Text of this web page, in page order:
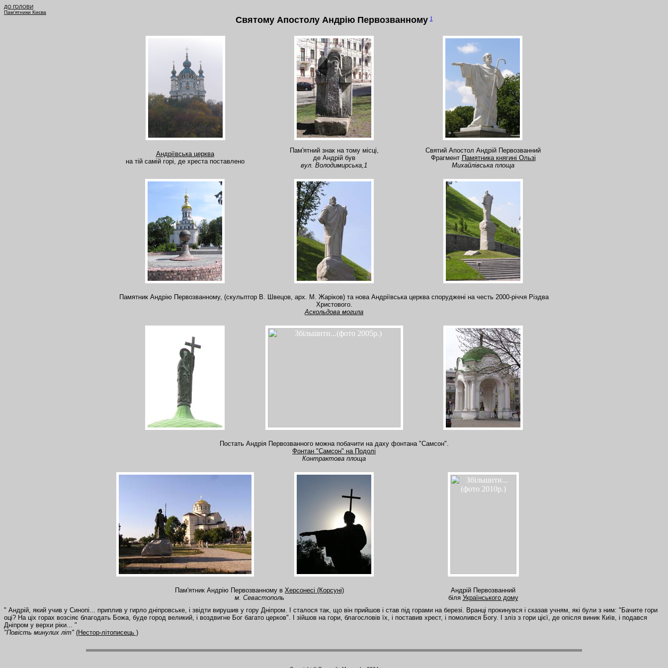
ДО ГОЛОВИ
Пам'ятники Києва
Святому Апостолу Андрію Первозванному 1
Андріївська церква
на тій самій горі, де хреста поставлено
Пам'ятний знак на тому місці,
де Андрій був
вул. Володимирська,1
Святий Апостол Андрій Первозванний
Фрагмент Памятника княгині Ользі
Михайлівська площа
Памятник Андрію Первозванному, (скульптор В. Швецов, арх. М. Жаріков) та нова Андріївська церква споруджені на честь 2000-річчя Різдва
Христового.
Аскольдова могила
Постать Андрія Первозванного можна побачити на даху фонтана "Самсон".
Фонтан "Самсон" на Подолі
Контрактова площа
Пам'ятник Андрію Первозванному в Херсонесі (Корсуні)
м. Севастополь
Андрій Первозванний
біля Українського дому
" Андрій, який учив у Синопі... приплив у гирло дніпровське, і звідти вирушив у гору Дніпром. І сталося так, що він прийшов і став під горами на березі. Вранці прокинувся і сказав учням, які були з ним: "Бачите гори
оці? На ціх горах возсіяє благодать Божа, буде город великий, і воздвигне Бог багато церков". І зійшов на гори, благословів їх, і поставив хрест, і помолився Богу. І зліз з гори цієї, де опісля виник Київ, і подався
Дніпром у верхи ріки... "
"Повість минулих літ" (Нестор-літописець )